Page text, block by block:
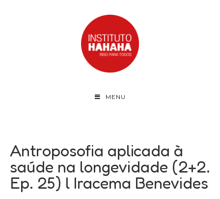
MENU
Antroposofia aplicada à
saúde na longevidade (2+2.
Ep. 25) l Iracema Benevides